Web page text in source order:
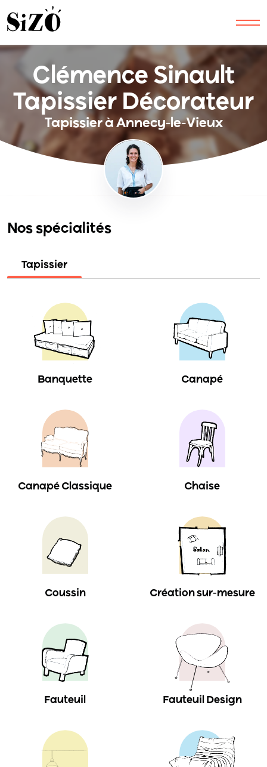
Clémence Sinault
Tapissier Décorateur
Tapissier à Annecy-le-Vieux
Nos spécialités
Tapissier
Banquette Canapé
Canapé Classique Chaise
Coussin Création sur-mesure
Fauteuil Fauteuil Design